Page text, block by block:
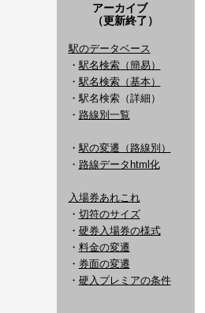
アーカイブ
（更新終了）
駅のデータベース
・ 駅名検索（簡易）
・ 駅名検索（基本）
・駅名検索（詳細）
・ 路線別一覧
・ 駅の変遷（路線別）
・ 路線データhtml化
入場券あれこれ
・ 切符のサイズ
・ 硬券入場券の様式
・ 料金の変遷
・ 券面の変遷
・ 硬入プレミアの条件